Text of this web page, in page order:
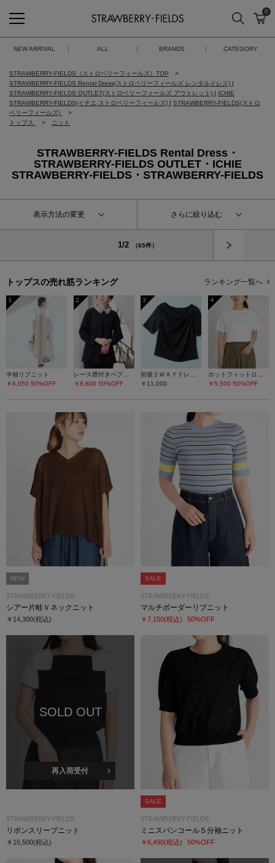
STRAWBERRY-FIELDS
検索 カ
0
NEW ARRIVAL ALL BRANDS CATEGORY
STRAWBERRY-FIELDS（ストロベリーフィールズ）TOP
STRAWBERRY-FIELDS Rental Dress(ストロベリーフィールズ レンタルドレス) |
STRAWBERRY-FIELDS OUTLET(ストロベリーフィールズ アウトレット) | ICHIE
STRAWBERRY-FIELDS(イチエ ストロベリーフィールズ) | STRAWBERRY-FIELDS(ストロ
ベリーフィールズ)
トップス
ニット
STRAWBERRY-FIELDS Rental Dress・
STRAWBERRY-FIELDS OUTLET・ICHIE
STRAWBERRY-FIELDS・STRAWBERRY-FIELDS
表示方法の変更 さらに絞り込む
1/2 （65件）
トップスの売れ筋ランキング ランキング一覧へ
1
半袖リブニット
￥6,050 50%OFF
2
レース襟付きペプラムプルオーバー
￥8,800 50%OFF
3
前後２ＷＡＹドレープネックカットソー
￥11,000
4
ホットフィットロゴＴシャツ
￥5,500 50%OFF
NEW
STRAWBERRY-FIELDS
シアー片畦Ｖネックニット
￥14,300(税込)
SALE
STRAWBERRY-FIELDS
マルチボーダーリブニット
￥7,150(税込) 50%OFF
SOLD OUT
再入荷受付
STRAWBERRY-FIELDS
リボンスリーブニット
￥16,500(税込)
SALE
STRAWBERRY-FIELDS
ミニスパンコール５分袖ニット
￥6,490(税込) 50%OFF